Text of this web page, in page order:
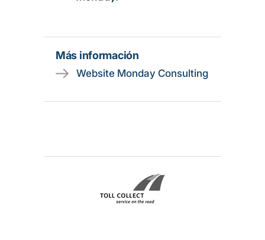
Más información
Website Monday Consulting